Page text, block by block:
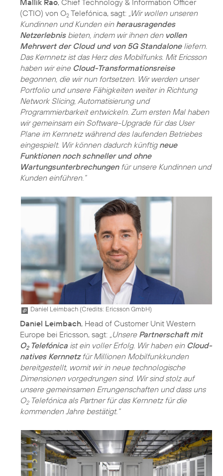
(CTIO) von O2 Telefónica, sagt: „Wir wollen unseren
Kundinnen und Kunden ein herausragendes
Netzerlebnisbieten, indem wir ihnen den vollen
Mehrwert der Cloud und von 5G Standaloneliefern.
Das Kernnetz ist das Herz des Mobilfunks. Mit Ericsson
haben wir eine Cloud-Transformationsreise
begonnen, die wir nun fortsetzen. Wir werden unser
Portfolio und unsere Fähigkeiten weiter in Richtung
Network Slicing, Automatisierung und
Programmierbarkeit entwickeln. Zum ersten Mal haben
wir gemeinsam ein Software-Upgrade für das User
Plane im Kernnetz während des laufenden Betriebes
eingespielt. Wir können dadurch künftig neue
Funktionen noch schneller und ohne
Wartungsunterbrechungenfür unsere Kundinnen und
Kunden einführen.“
Daniel Leimbach (Credits: Ericsson GmbH)
Daniel Leimbach, Head of Customer Unit Western
Europe bei Ericsson, sagt: „Unsere Partnerschaft mit
O2Telefónica ist ein voller Erfolg. Wir haben ein Cloud-
natives Kernnetzfür Millionen Mobilfunkkunden
bereitgestellt, womit wir in neue technologische
Dimensionen vorgedrungen sind. Wir sind stolz auf
unsere gemeinsamen Errungenschaften und dass uns
O2Telefónica als Partner für das Kernnetz für die
kommenden Jahre bestätigt.“